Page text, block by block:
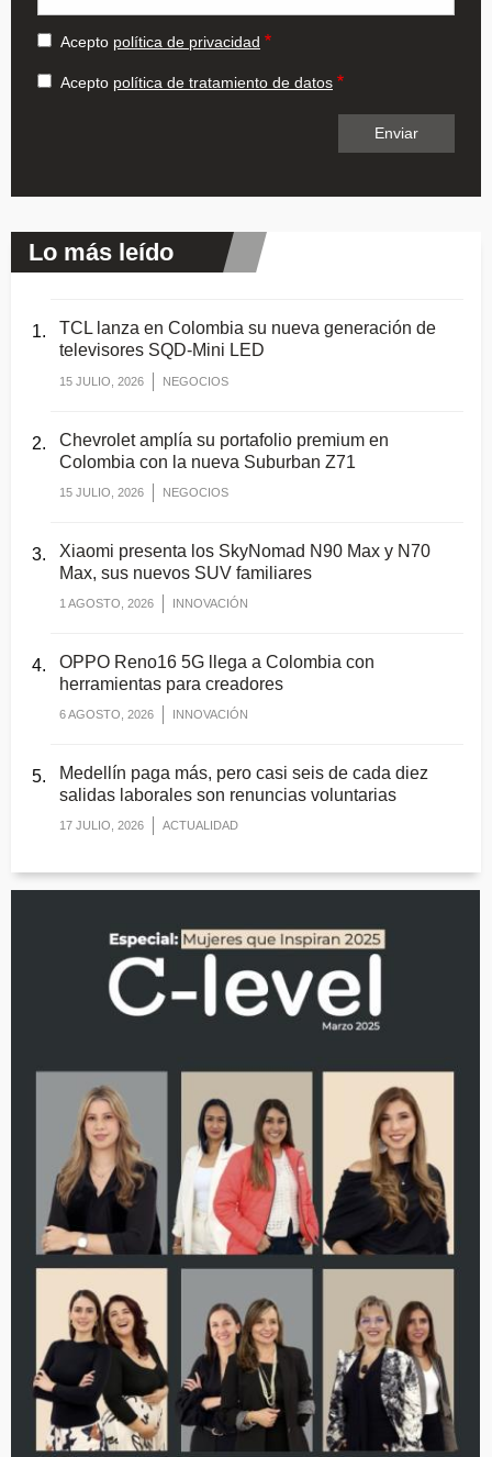
Acepto política de privacidad
Acepto política de tratamiento de datos
Lo más leído
TCL lanza en Colombia su nueva generación de
televisores SQD-Mini LED
15 JULIO, 2026 NEGOCIOS
Chevrolet amplía su portafolio premium en
Colombia con la nueva Suburban Z71
15 JULIO, 2026 NEGOCIOS
Xiaomi presenta los SkyNomad N90 Max y N70
Max, sus nuevos SUV familiares
1 AGOSTO, 2026 INNOVACIÓN
OPPO Reno16 5G llega a Colombia con
herramientas para creadores
6 AGOSTO, 2026 INNOVACIÓN
Medellín paga más, pero casi seis de cada diez
salidas laborales son renuncias voluntarias
17 JULIO, 2026 ACTUALIDAD